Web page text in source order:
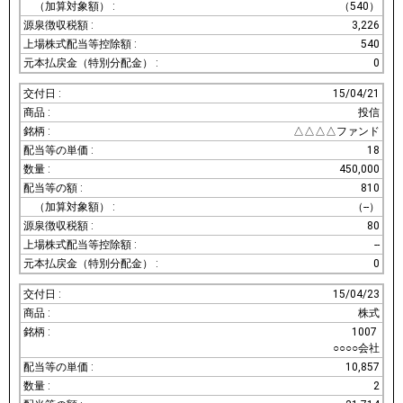
（540）
3,226
540
0
15/04/21
投信
△△△△ファンド
18
450,000
810
（--）
80
--
0
15/04/23
株式
1007
○○○○会社
10,857
2